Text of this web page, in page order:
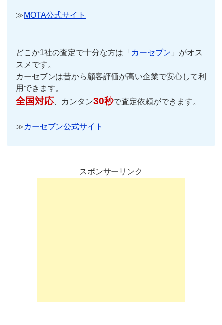
≫MOTA公式サイト
どこか1社の査定で十分な方は「 カーセブン 」がオス
スメです。
カーセブンは昔から顧客評価が高い企業で安心して利
用できます。
全国対応、カンタン30秒で査定依頼ができます。
≫カーセブン公式サイト
スポンサーリンク